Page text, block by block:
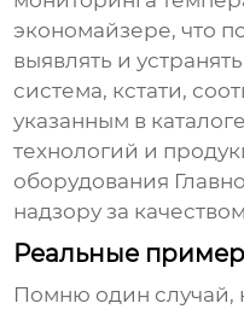
экономайзере, что
выявлять и
система, кстати,
указанным в
технологий и
оборудования
надзору за
Реальные
Помню один случай,